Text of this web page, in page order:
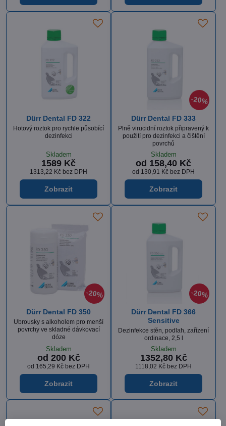
Dürr Dental FD 322
Hotový roztok pro rychle působící
dezinfekci
Skladem
1589 Kč
1313,22 Kč bez DPH
Zobrazit
20%
Dürr Dental FD 333
Plně virucidní roztok připravený k
použití pro dezinfekci a čištění
povrchů
Skladem
od 158,40 Kč
od 130,91 Kč bez DPH
Zobrazit
20%
Dürr Dental FD 350
Ubrousky s alkoholem pro menší
povrchy ve skladné dávkovací
dóze
Skladem
od 200 Kč
od 165,29 Kč bez DPH
Zobrazit
20%
Dürr Dental FD 366
Sensitive
Dezinfekce stěn, podlah, zařízení
ordinace, 2,5 l
Skladem
1352,80 Kč
1118,02 Kč bez DPH
Zobrazit